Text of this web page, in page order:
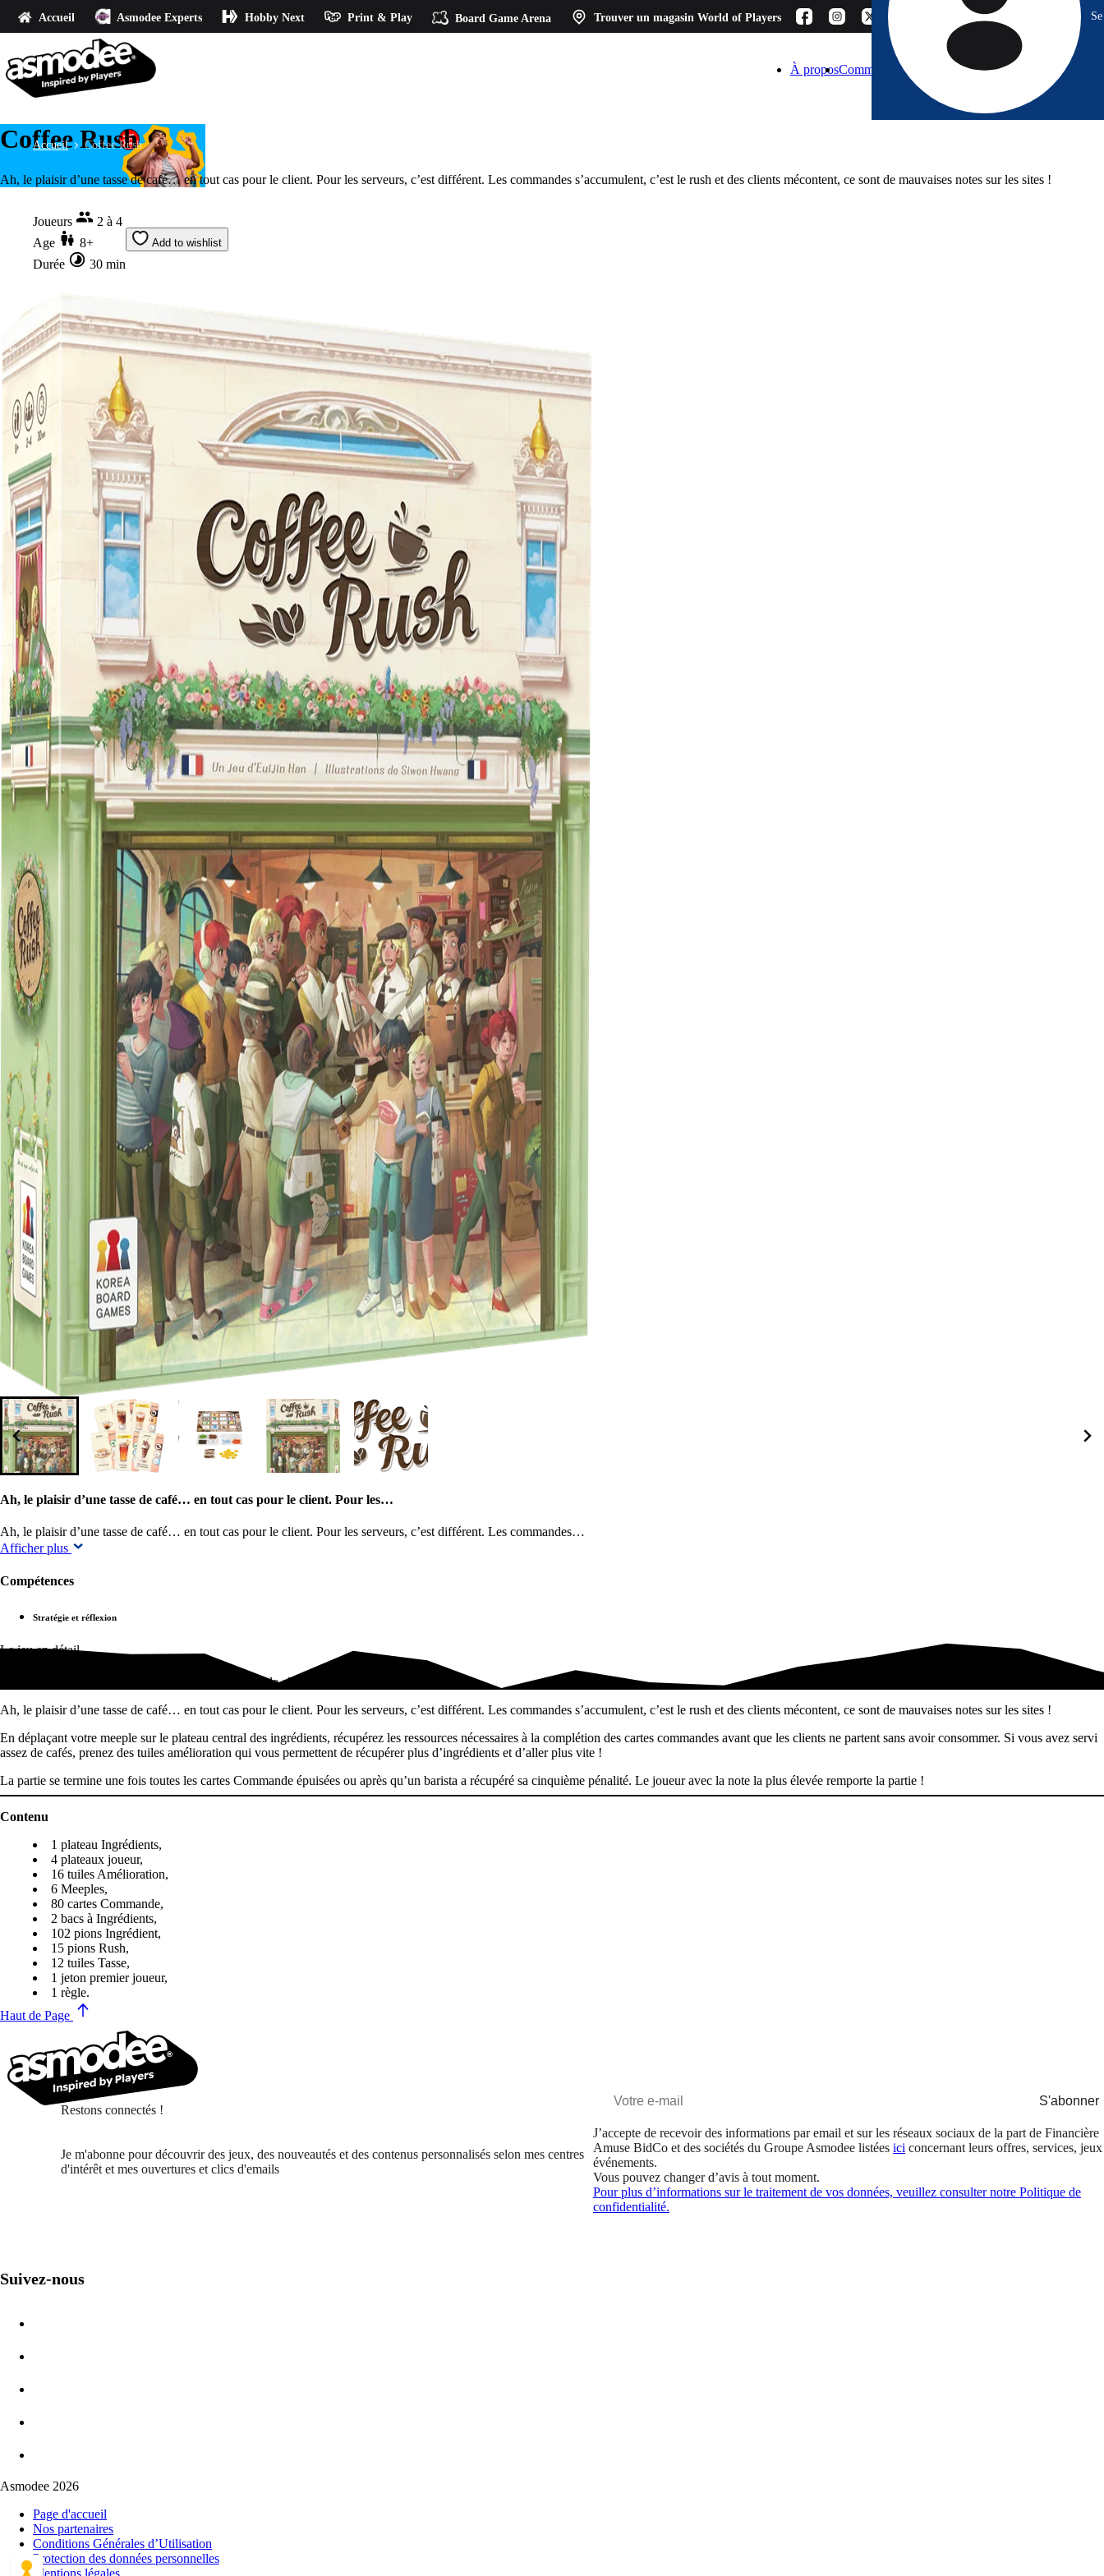
Accueil Asmodee Experts Hobby Next Print & Play Board Game Arena Trouver un magasin World of Players
À proposComment choisir ? BlogEspace Pro Contact
Accueil Coffee Rush
Coffee Rush
Ah, le plaisir d’une tasse de café… en tout cas pour le client. Pour les serveurs, c’est différent. Les commandes s’accumulent, c’est le rush et des clients mécontent, ce sont de mauvaises notes sur les sites !
Joueurs
2 à 4
Age
8+
Durée
30 min
Add to wishlist
Ah, le plaisir d’une tasse de café… en tout cas pour le client. Pour les…
Ah, le plaisir d’une tasse de café… en tout cas pour le client. Pour les serveurs, c’est différent. Les commandes…
Afficher plus
Compétences
Stratégie et réflexion
Le jeu en détail
Ah, le plaisir d’une tasse de café… en tout cas pour le client. Pour les…
Ah, le plaisir d’une tasse de café… en tout cas pour le client. Pour les serveurs, c’est différent. Les commandes s’accumulent, c’est le rush et des clients mécontent, ce sont de mauvaises notes sur les sites !
En déplaçant votre meeple sur le plateau central des ingrédients, récupérez les ressources nécessaires à la complétion des cartes commandes avant que les clients ne partent sans avoir consommer. Si vous avez servi
assez de cafés, prenez des tuiles amélioration qui vous permettent de récupérer plus d’ingrédients et d’aller plus vite !
La partie se termine une fois toutes les cartes Commande épuisées ou après qu’un barista a récupéré sa cinquième pénalité. Le joueur avec la note la plus élevée remporte la partie !
Contenu
1 plateau Ingrédients,
4 plateaux joueur,
16 tuiles Amélioration,
6 Meeples,
80 cartes Commande,
2 bacs à Ingrédients,
102 pions Ingrédient,
15 pions Rush,
12 tuiles Tasse,
1 jeton premier joueur,
1 règle.
Haut de Page
Restons connectés !
Je m'abonne pour découvrir des jeux, des nouveautés et des contenus personnalisés selon mes centres
d'intérêt et mes ouvertures et clics d'emails
S'abonner
J’accepte de recevoir des informations par email et sur les réseaux sociaux de la part de Financière
Amuse BidCo et des sociétés du Groupe Asmodee listées ici concernant leurs offres, services,
événements.
Vous pouvez changer d’avis à tout moment.
Pour plus d’informations sur le traitement de vos données, veuillez consulter notre Politique de
confidentialité.
Suivez-nous
Asmodee 2026
Page d'accueil
Nos partenaires
Conditions Générales d’Utilisation
Protection des données personnelles
Mentions légales